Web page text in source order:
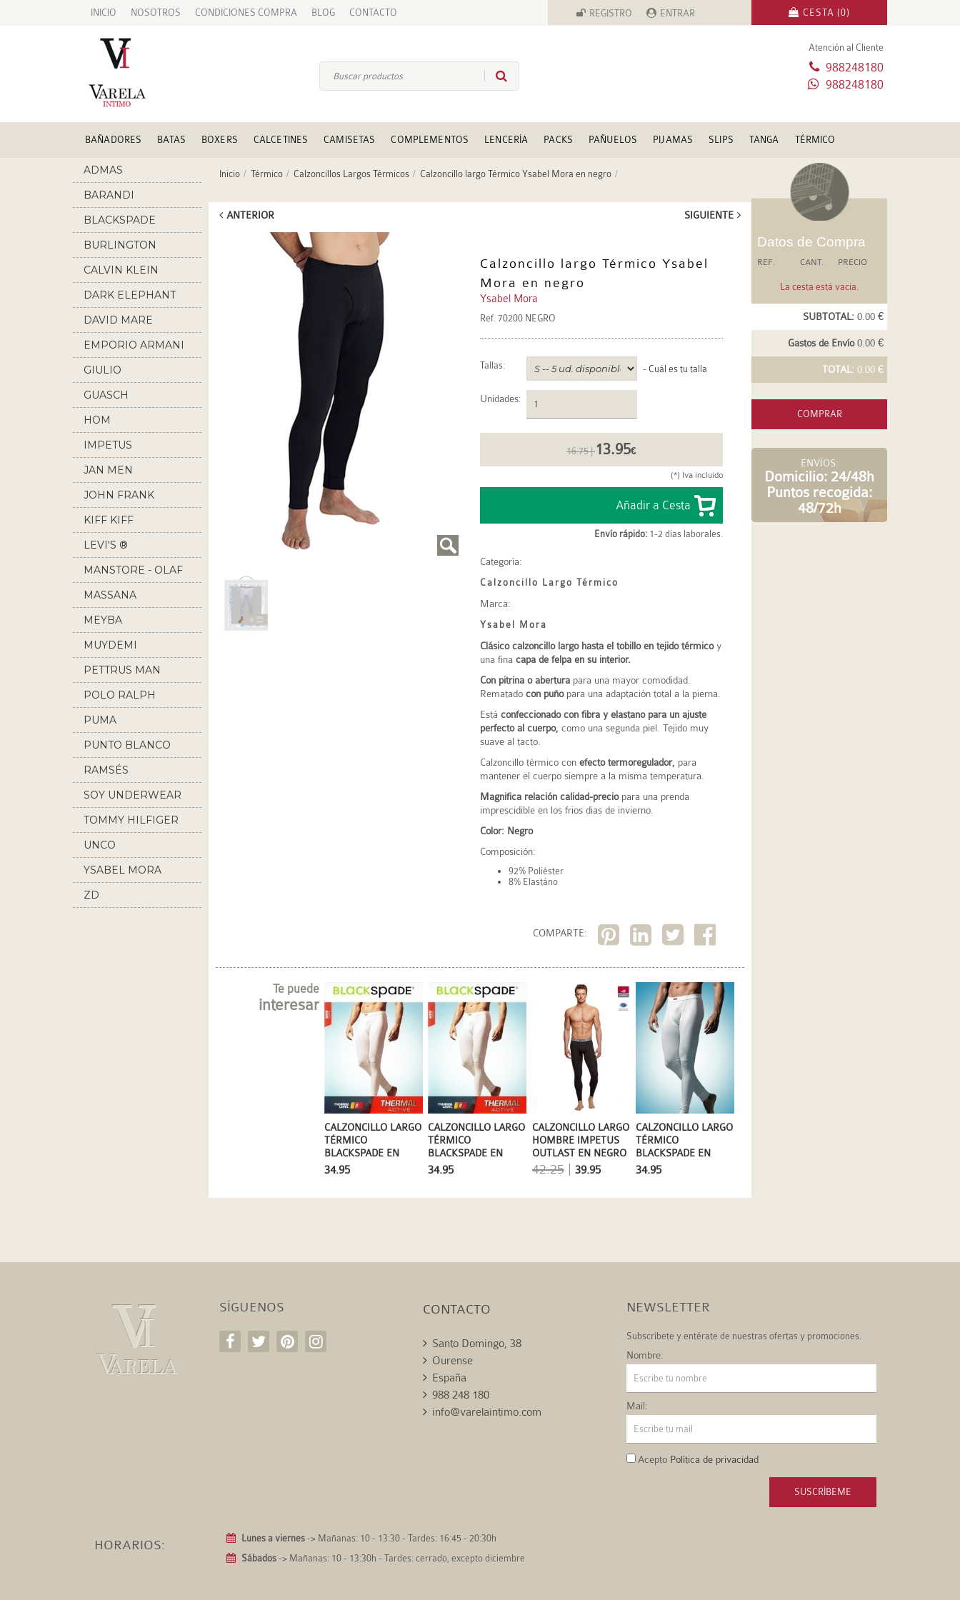
INICIO NOSOTROS CONDICIONES COMPRA BLOG CONTACTO REGISTRO ENTRAR CESTA (0)
Atención al Cliente
988248180
988248180
BAÑADORES BATAS BOXERS CALCETINES CAMISETAS COMPLEMENTOS LENCERÍA PACKS PAÑUELOS PIJAMAS SLIPS TANGA TÉRMICO
ADMAS
BARANDI
BLACKSPADE
BURLINGTON
CALVIN KLEIN
DARK ELEPHANT
DAVID MARE
EMPORIO ARMANI
GIULIO
GUASCH
HOM
IMPETUS
JAN MEN
JOHN FRANK
KIFF KIFF
LEVI'S ®
MANSTORE - OLAF
BENZ
MASSANA
MEYBA
MUYDEMI
PETTRUS MAN
POLO RALPH
LAUREN
PUMA
PUNTO BLANCO
RAMSÉS
SOY UNDERWEAR
TOMMY HILFIGER
UNCO
YSABEL MORA
ZD
Inicio Térmico Calzoncillos Largos Térmicos Calzoncillo largo Térmico Ysabel Mora en negro
ANTERIOR SIGUIENTE
Calzoncillo largo Térmico Ysabel
Mora en negro
Ysabel Mora
Ref. 70200 NEGRO
Tallas: - Cuál es tu talla
Unidades:
16.75 |13.95€
(*) Iva incluido
Envío rápido: 1-2 días laborales.
Categoría:
Calzoncillo Largo Térmico
Marca:
Ysabel Mora
Clásico calzoncillo largo hasta el tobillo en tejido térmicoy
una fina capa de felpa en su interior.
Con pitrina o abertura para una mayor comodidad.
Rematado con puñopara una adaptación total a la pierna.
Está confeccionado con fibra y elastano para un ajuste
perfecto al cuerpo, como una segunda piel. Tejido muy
suave al tacto.
Calzoncillo térmico con efecto termoregulador, para
mantener el cuerpo siempre a la misma temperatura.
Magnifica relación calidad-preciopara una prenda
imprescidible en los frios dias de invierno.
Color: Negro
Composición:
92% Poliéster
8% Elastáno
COMPARTE:
CALZONCILLO LARGO
TÉRMICO
BLACKSPADE EN
BLANCO
34.95
CALZONCILLO LARGO
HOMBRE IMPETUS
OUTLAST EN NEGRO
TERMORREGULADOR
42.25| 39.95
CALZONCILLO LARGO
TÉRMICO
BLACKSPADE EN
ANTRACITA
34.95
CALZONCILLO LARGO
TÉRMICO
BLACKSPADE EN
NEGRO
34.95
Te puede
interesar
Datos de Compra
REF. CANT. PRECIO
La cesta está vacia.
SUBTOTAL: 0.00 €
Gastos de Envío0.00 €
TOTAL: 0.00 €
COMPRAR
ENVÍOS:
Domicilio: 24/48h
Puntos recogida:
48/72h
SÍGUENOS CONTACTO
Santo Domingo, 38
Ourense
España
988 248 180
info@varelaintimo.com
NEWSLETTER
Subscríbete y entérate de nuestras ofertas y promociones.
Nombre:
Mail:
Acepto Política de privacidad
SUSCRÍBEME
HORARIOS: Lunes a viernes -> Mañanas: 10 - 13:30 - Tardes: 16:45 - 20:30h
Sábados -> Mañanas: 10 - 13:30h - Tardes: cerrado, excepto diciembre